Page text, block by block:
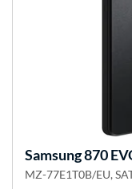
Samsung870
MZ-77E1T0B/EU,